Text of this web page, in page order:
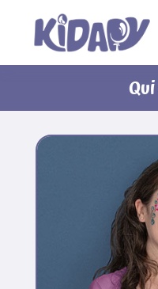
contenu